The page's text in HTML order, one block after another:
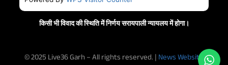
किसी भी विवाद की स्थिति में निर्णय सरायपाली न्यायलय में होगा।
© 2025 Live36 Garh – All rights reserved. | News Website